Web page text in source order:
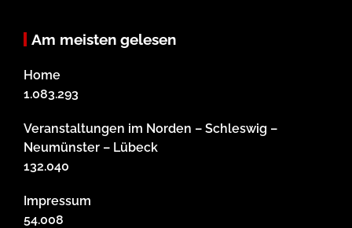
Am meisten gelesen
Home
1.083.293
Veranstaltungen im Norden – Schleswig –
Neumünster – Lübeck
132.040
Impressum
54.008